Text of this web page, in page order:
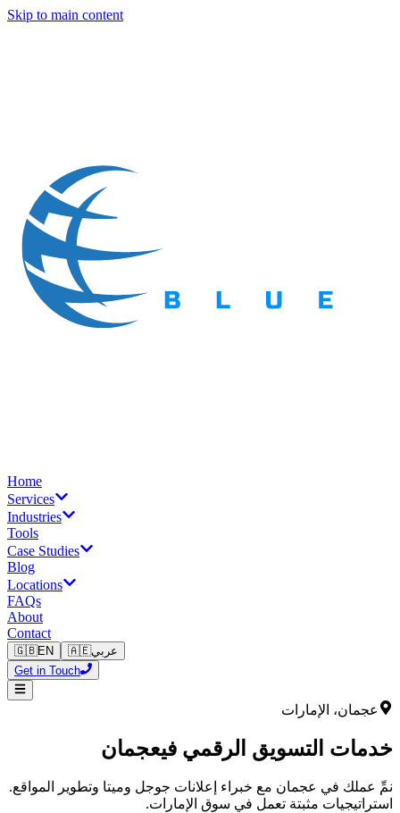
Skip to main content
Home
Services
Industries
Tools
Case Studies
Blog
Locations
FAQs
About
Contact
🇬🇧EN 🇦🇪عربي
Get in Touch
عجمان، الإمارات
خدمات التسويق الرقمي فيعجمان
نمِّ عملك في عجمان مع خبراء إعلانات جوجل وميتا وتطوير المواقع.
استراتيجيات مثبتة تعمل في سوق الإمارات.